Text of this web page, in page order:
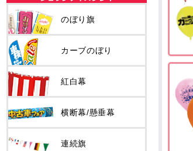
のぼり旗
カーブのぼり
紅白幕
横断幕/懸垂幕
連続旗